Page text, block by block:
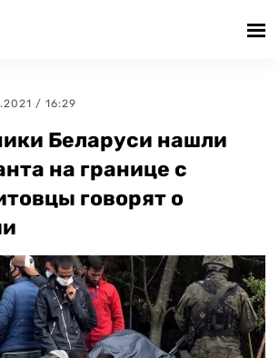
/ 16:29
Беларуси нашли
на границе с
говорят о